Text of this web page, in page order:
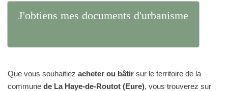
J'obtiens mes documents d'urbanisme
Que vous souhaitiez acheter ou bâtir sur le territoire de la
commune de La Haye-de-Routot (Eure), vous trouverez sur